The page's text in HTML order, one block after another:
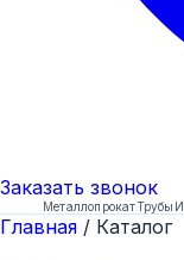
Заказать звонок
МеталлопрокатТрубы
Главная / Каталог